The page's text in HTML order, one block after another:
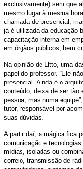
exclusivamente) sem que
mesmo lugar à mesma
chamada de presencial,
já é utilizada da educação
capacitação interna em
em órgãos públicos, bem
Na opinião de Litto, uma
papel do professor. “Ele
presencial. Ainda é o
conteúdo, deixa de ser tão
pessoa, mas numa
tutor, responsável por
suas dúvidas.
A partir daí, a mágica fica
comunicação e
mídias, isoladas ou
correio, transmissão de